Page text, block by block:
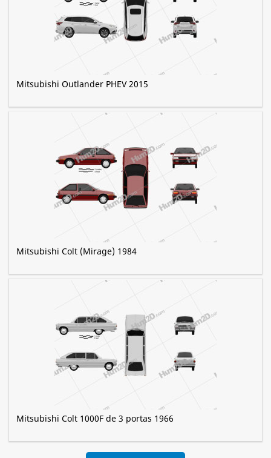
Mitsubishi Outlander PHEV 2015
Mitsubishi Colt (Mirage) 1984
Mitsubishi Colt 1000F de 3 portas 1966